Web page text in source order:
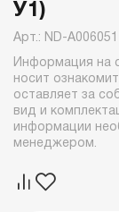
У1)
Арт.: ND-A006051
Информация на
носит
оставляет за
вид и
информации
менеджером.